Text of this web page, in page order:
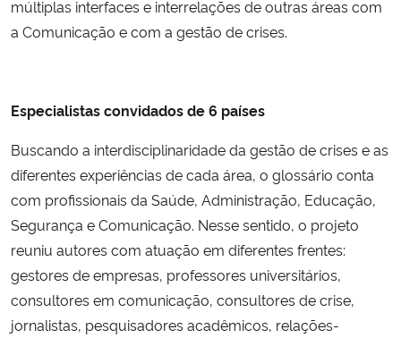
múltiplas interfaces e interrelações de outras áreas com
a Comunicação e com a gestão de crises.
Especialistas convidados de 6 países
Buscando a interdisciplinaridade da gestão de crises e as
diferentes experiências de cada área, o glossário conta
com profissionais da Saúde, Administração, Educação,
Segurança e Comunicação. Nesse sentido, o projeto
reuniu autores com atuação em diferentes frentes:
gestores de empresas, professores universitários,
consultores em comunicação, consultores de crise,
jornalistas, pesquisadores acadêmicos, relações-